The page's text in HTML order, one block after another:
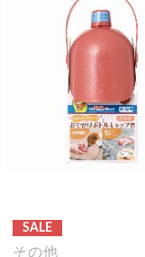
SALE
その他